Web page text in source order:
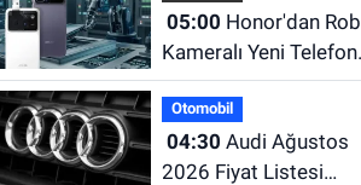
05:00
Kameralı Yeni Telefon
Geliyor! 200 MP
Kamera ve Dev Batarya
Dikkat Çekiyor
Otomobil
04:30
2026 Fiyat Listesi